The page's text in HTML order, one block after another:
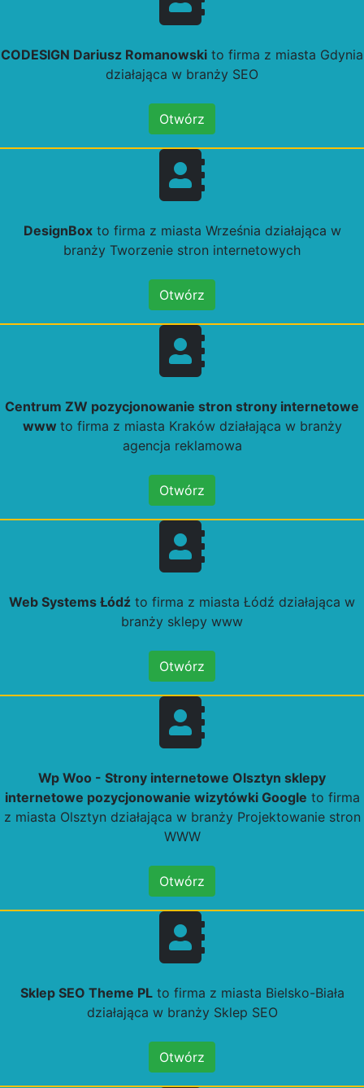
CODESIGN Dariusz Romanowski to firma z miasta Gdynia
działająca w branży SEO
Otwórz
DesignBoxto firma z miasta Września działająca w
branży Tworzenie stron internetowych
Otwórz
Centrum ZW pozycjonowanie stron strony internetowe
www to firma z miasta Kraków działająca w branży
agencja reklamowa
Otwórz
Web Systems Łódź to firma z miasta Łódź działająca w
branży sklepy www
Otwórz
Wp Woo - Strony internetowe Olsztyn sklepy
internetowe pozycjonowanie wizytówki Google to firma
z miasta Olsztyn działająca w branży Projektowanie stron
WWW
Otwórz
Sklep SEO Theme PLto firma z miasta Bielsko-Biała
działająca w branży Sklep SEO
Otwórz